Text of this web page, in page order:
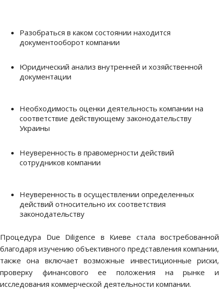
Разобраться в каком состоянии находится
документооборот компании
Юридический анализ внутренней и хозяйственной
документации
Необходимость оценки деятельность компании на
соответствие действующему законодательству
Украины
Неуверенность в правомерности действий
сотрудников компании
Неуверенность в осуществлении определенных
действий относительно их соответствия
законодательству
Процедура Due Diligence в Киеве стала востребованной
благодаря изучению объективного представления компании,
также она включает возможные инвестиционные риски,
проверку финансового ее положения на рынке и
исследования коммерческой деятельности компании.